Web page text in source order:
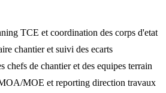
TCE et coordination des corps d'etat
chantier et suivi des ecarts
chefs de chantier et des equipes terrain
MOE et reporting direction travaux